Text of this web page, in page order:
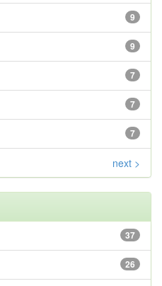
9
9
7
7
7
next >
37
26